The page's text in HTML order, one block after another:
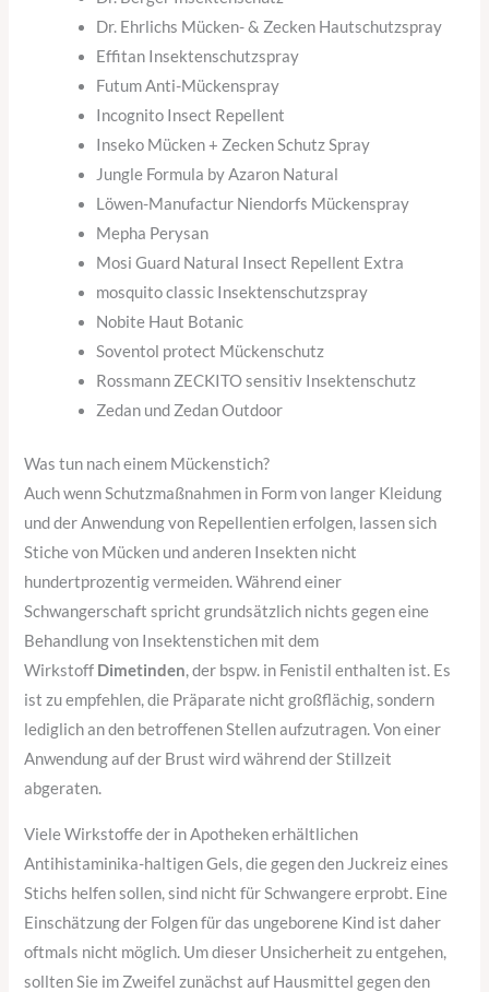
Dr. Ehrlichs Mücken- & Zecken Hautschutzspray
Effitan Insektenschutzspray
Futum Anti-Mückenspray
Incognito Insect Repellent
Inseko Mücken + Zecken Schutz Spray
Jungle Formula by Azaron Natural
Löwen-Manufactur Niendorfs Mückenspray
Mepha Perysan
Mosi Guard Natural Insect Repellent Extra
mosquito classic Insektenschutzspray
Nobite Haut Botanic
Soventol protect Mückenschutz
Rossmann ZECKITO sensitiv Insektenschutz
Zedan und Zedan Outdoor
Was tun nach einem Mückenstich?
Auch wenn Schutzmaßnahmen in Form von langer Kleidung
und der Anwendung von Repellentien erfolgen, lassen sich
Stiche von Mücken und anderen Insekten nicht
hundertprozentig vermeiden. Während einer
Schwangerschaft spricht grundsätzlich nichts gegen eine
Behandlung von Insektenstichen mit dem
Wirkstoff Dimetinden, der bspw. in Fenistil enthalten ist. Es
ist zu empfehlen, die Präparate nicht großflächig, sondern
lediglich an den betroffenen Stellen aufzutragen. Von einer
Anwendung auf der Brust wird während der Stillzeit
abgeraten.
Viele Wirkstoffe der in Apotheken erhältlichen
Antihistaminika-haltigen Gels, die gegen den Juckreiz eines
Stichs helfen sollen, sind nicht für Schwangere erprobt. Eine
Einschätzung der Folgen für das ungeborene Kind ist daher
oftmals nicht möglich. Um dieser Unsicherheit zu entgehen,
sollten Sie im Zweifel zunächst auf Hausmittel gegen den